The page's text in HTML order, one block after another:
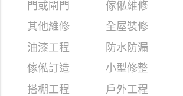
門或閘門
傢俬維修
其他維修
全屋裝修
油漆工程
防水防漏
傢俬訂造
小型修整
搭棚工程
戶外工程